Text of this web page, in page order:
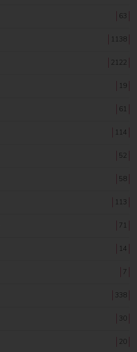
63
1138
2122
19
61
114
52
58
113
71
14
7
338
30
20